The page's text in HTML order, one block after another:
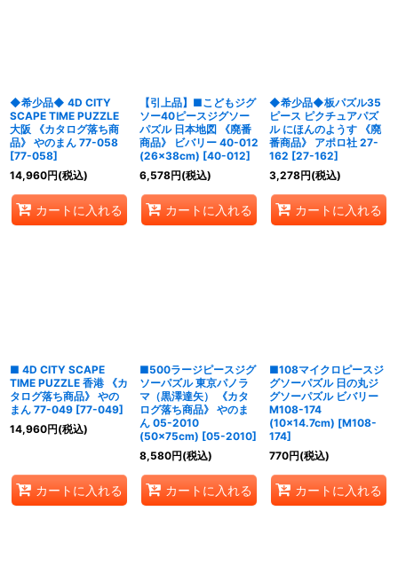
◆希少品◆ 4D CITY
SCAPE TIME PUZZLE
大阪 《カタログ落ち商
品》 やのまん 77-058
[77-058]
14,960円(税込)
カートに入れる
【引上品】■こどもジグ
ソー40ピースジグソー
パズル 日本地図 《廃番
商品》 ビバリー 40-012
(26×38cm) [40-012]
6,578円(税込)
カートに入れる
◆希少品◆板パズル35
ピース ピクチュアパズ
ル にほんのようす 《廃
番商品》 アポロ社 27-
162 [27-162]
3,278円(税込)
カートに入れる
■ 4D CITY SCAPE
TIME PUZZLE 香港 《カ
タログ落ち商品》 やの
まん 77-049 [77-049]
14,960円(税込)
カートに入れる
■500ラージピースジグ
ソーパズル 東京パノラ
マ（黒澤達矢） 《カタ
ログ落ち商品》 やのま
ん 05-2010
(50×75cm) [05-2010]
8,580円(税込)
カートに入れる
■108マイクロピースジ
グソーパズル 日の丸ジ
グソーパズル ビバリー
M108-174
(10×14.7cm) [M108-
174]
770円(税込)
カートに入れる